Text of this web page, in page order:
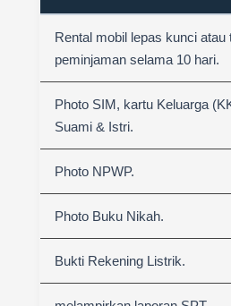
Rental mobil lepas kunci
peminjaman selama 10 hari.
Photo SIM, kartu Keluarga
Suami & Istri.
Photo NPWP.
Photo Buku Nikah.
Bukti Rekening Listrik.